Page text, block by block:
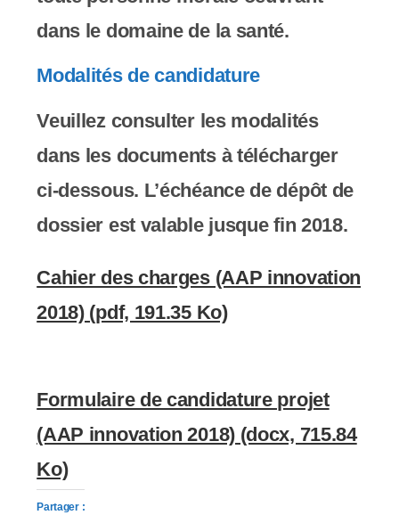
dans le domaine de la santé.
Modalités de candidature
Veuillez consulter les modalités
dans les documents à télécharger
ci-dessous. L’échéance de dépôt de
dossier est valable jusque fin 2018.
Cahier des charges (AAP innovation
2018) (pdf, 191.35 Ko)
Formulaire de candidature projet
(AAP innovation 2018) (docx, 715.84
Ko)
Partager :